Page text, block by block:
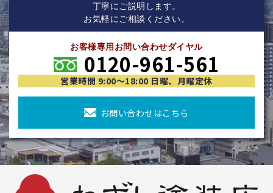
丁寧にご説明します。
お気軽にご相談ください。
お客様専用お問い合わせダイヤル
0120-961-561
営業時間 9:00〜18:00 日曜、月曜定休
お問い合わせはこちら